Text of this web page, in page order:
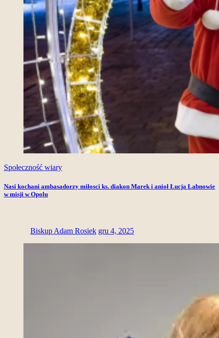
Społeczność wiary
Nasi kochani ambasadorzy miłosci ks. diakon Marek i anioł Łucja Łabnowie
w misji w Opolu
Biskup Adam Rosiek gru 4, 2025